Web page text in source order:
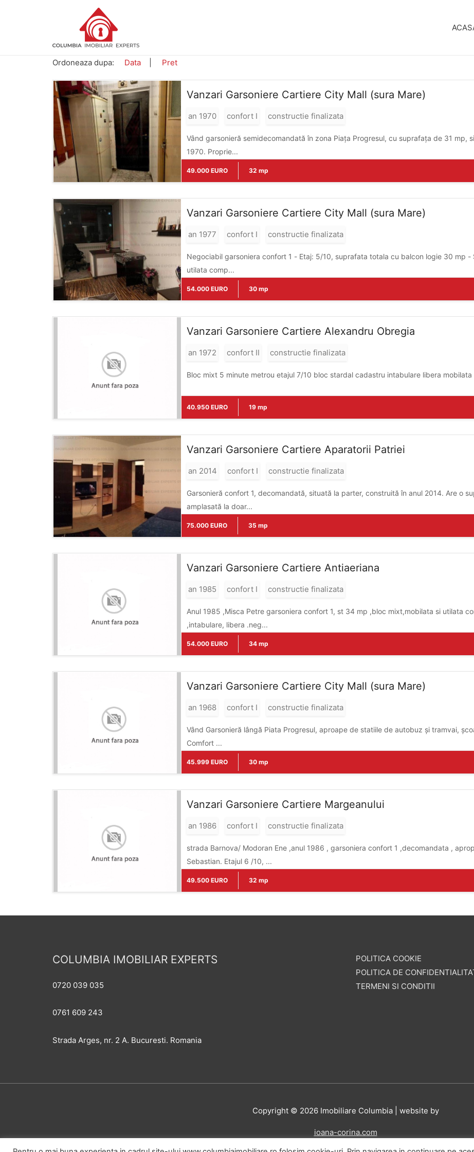
Ordoneaza dupa: Data Pret
49.000 EURO 32 mp
Vanzari Garsoniere Cartiere City Mall (sura Mare)
an 1970 confort I constructie finalizata
Vând garsonieră semidecomandată în zona Piața Progresul, cu suprafața de 31 mp,
1970. Proprie...
54.000 EURO 30 mp
Vanzari Garsoniere Cartiere City Mall (sura Mare)
an 1977 confort I constructie finalizata
Negociabil garsoniera confort 1 - Etaj: 5/10, suprafata totala cu balcon logie 30 mp - Stare: foarte curata, renovata, mobilata și
utilata comp...
40.950 EURO 19 mp
Vanzari Garsoniere Cartiere Alexandru Obregia
an 1972 confort II constructie finalizata
Bloc mixt 5 minute metrou etajul 7/10 bloc stardal cadastru intabulare libera
75.000 EURO 35 mp
Vanzari Garsoniere Cartiere Aparatorii Patriei
an 2014 confort I constructie finalizata
Garsonieră confort 1, decomandată, situată la parter, construită în anul 2014. Are o
amplasată la doar...
54.000 EURO 34 mp
Vanzari Garsoniere Cartiere Antiaeriana
an 1985 confort I constructie finalizata
Anul 1985 ,Misca Petre garsoniera confort 1, st 34 mp ,bloc mixt,mobilata si utilata
,intabulare, libera .neg...
45.999 EURO 30 mp
Vanzari Garsoniere Cartiere City Mall (sura Mare)
an 1968 confort I constructie finalizata
Vând Garsonieră lângă Piata Progresul, aproape de statiile de autobuz și tramvai,
Comfort ...
49.500 EURO 32 mp
Vanzari Garsoniere Cartiere Margeanului
an 1986 confort I constructie finalizata
strada Barnova/ Modoran Ene ,anul 1986 , garsoniera confort 1 ,decomandata ,
Sebastian. Etajul 6 /10, ...
COLUMBIA IMOBILIAR EXPERTS
0720 039 035
0761 609 243
Strada Arges, nr. 2 A. Bucuresti. Romania
POLITICA COOKIE
POLITICA DE
TERMENI SI CONDITII
Copyright © 2026 Imobiliare Columbia| website by
ioana-corina.com